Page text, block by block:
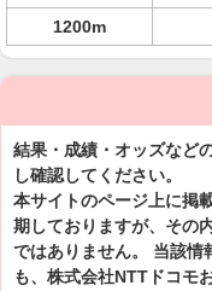
1200m
結果・成績・オッズなど
し確認してください。
本サイトのページ上に掲
期しておりますが、その
ではありません。 当該情
も、株式会社NTTドコモ